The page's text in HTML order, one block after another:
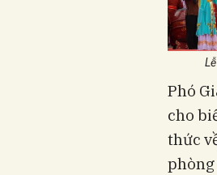
Phó
cho
thức
phòng